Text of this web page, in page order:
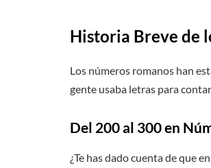
Historia Breve de
Los números romanos han
gente usaba letras para
Del 200 al 300 en
¿Te has dado cuenta de que